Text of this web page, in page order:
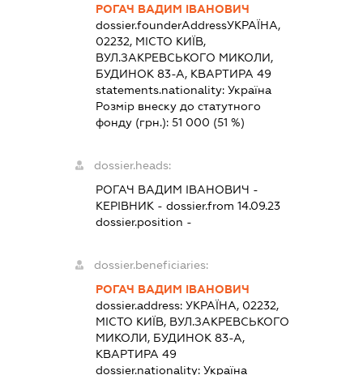
РОГАЧ ВАДИМ ІВАНОВИЧ
dossier.founderAddressУКРАЇНА,
02232, МІСТО КИЇВ,
ВУЛ.ЗАКРЕВСЬКОГО МИКОЛИ,
БУДИНОК 83-А, КВАРТИРА 49
statements.nationality: Україна
Розмір внеску до статутного
фонду (грн.): 51 000 (51 %)
dossier.heads:
РОГАЧ ВАДИМ ІВАНОВИЧ -
КЕРІВНИК - dossier.from 14.09.23
dossier.position -
dossier.beneficiaries:
РОГАЧ ВАДИМ ІВАНОВИЧ
dossier.address: УКРАЇНА, 02232,
МІСТО КИЇВ, ВУЛ.ЗАКРЕВСЬКОГО
МИКОЛИ, БУДИНОК 83-А,
КВАРТИРА 49
dossier.nationality: Україна